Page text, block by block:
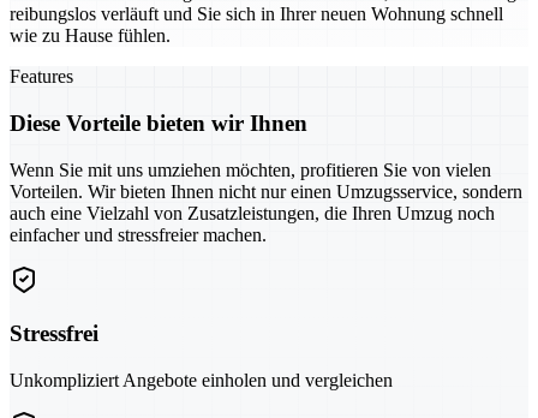
reibungslos verläuft und Sie sich in Ihrer neuen Wohnung schnell
wie zu Hause fühlen.
Features
Diese Vorteile bieten wir Ihnen
Wenn Sie mit uns umziehen möchten, profitieren Sie von vielen
Vorteilen. Wir bieten Ihnen nicht nur einen Umzugsservice, sondern
auch eine Vielzahl von Zusatzleistungen, die Ihren Umzug noch
einfacher und stressfreier machen.
Stressfrei
Unkompliziert Angebote einholen und vergleichen